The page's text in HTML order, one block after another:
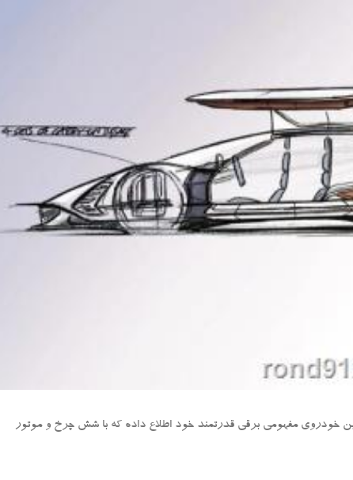
نخستین خودروی مفهومی برقی قدرتمند خود اطلاع داده که با شش چرخ و موتور